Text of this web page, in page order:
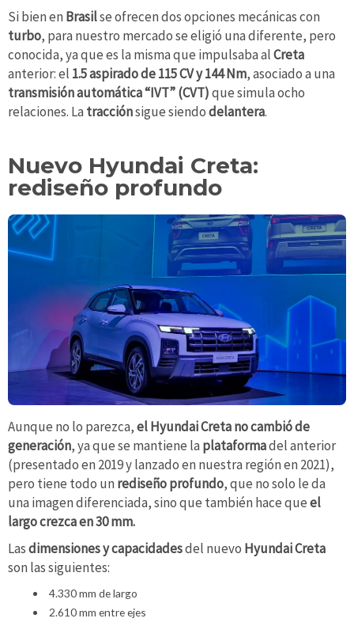
Si bien en Brasilse ofrecen dos opciones mecánicas con
turbo, para nuestro mercado se eligió una diferente, pero
conocida, ya que es la misma que impulsaba alCreta
anterior: el 1.5 aspirado de 115 CV y 144 Nm, asociado a una
transmisión automática “IVT” (CVT)que simula ocho
relaciones. La tracciónsigue siendodelantera.
Nuevo Hyundai Creta:
rediseño profundo
Aunque no lo parezca,el Hyundai Creta no cambió de
generación, ya que se mantiene la plataformadel anterior
(presentado en 2019 y lanzado en nuestra región en 2021),
pero tiene todo un rediseño profundo, que no solo le da
una imagen diferenciada, sino que también hace queel
largo crezca en 30 mm.
Lasdimensiones y capacidadesdel nuevo Hyundai Creta
son las siguientes:
4.330 mm de largo
2.610 mm entre ejes